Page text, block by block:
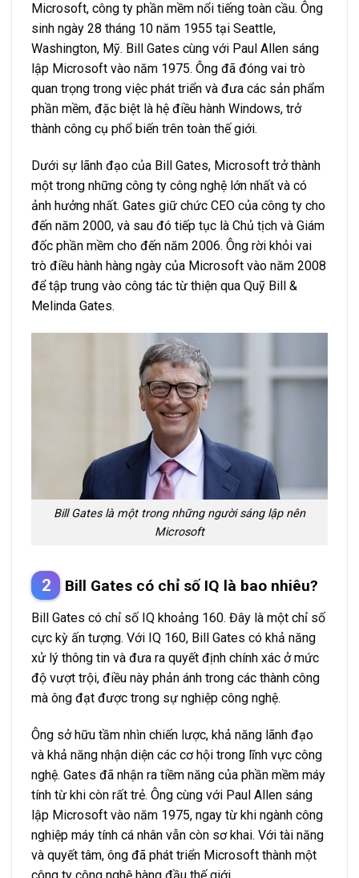
Microsoft, công ty phần mềm nổi tiếng toàn cầu. Ông
sinh ngày 28 tháng 10 năm 1955 tại Seattle,
Washington, Mỹ. Bill Gates cùng với Paul Allen sáng
lập Microsoft vào năm 1975. Ông đã đóng vai trò
quan trọng trong việc phát triển và đưa các sản phẩm
phần mềm, đặc biệt là hệ điều hành Windows, trở
thành công cụ phổ biến trên toàn thế giới.
Dưới sự lãnh đạo của Bill Gates, Microsoft trở thành
một trong những công ty công nghệ lớn nhất và có
ảnh hưởng nhất. Gates giữ chức CEO của công ty cho
đến năm 2000, và sau đó tiếp tục là Chủ tịch và Giám
đốc phần mềm cho đến năm 2006. Ông rời khỏi vai
trò điều hành hàng ngày của Microsoft vào năm 2008
để tập trung vào công tác từ thiện qua Quỹ Bill &
Melinda Gates.
Bill Gates là một trong những người sáng lập nên
Microsoft
Bill Gates có chỉ số IQ là bao nhiêu?
Bill Gates có chỉ số IQ khoảng 160. Đây là một chỉ số
cực kỳ ấn tượng. Với IQ 160, Bill Gates có khả năng
xử lý thông tin và đưa ra quyết định chính xác ở mức
độ vượt trội, điều này phản ánh trong các thành công
mà ông đạt được trong sự nghiệp công nghệ.
Ông sở hữu tầm nhìn chiến lược, khả năng lãnh đạo
và khả năng nhận diện các cơ hội trong lĩnh vực công
nghệ. Gates đã nhận ra tiềm năng của phần mềm máy
tính từ khi còn rất trẻ. Ông cùng với Paul Allen sáng
lập Microsoft vào năm 1975, ngay từ khi ngành công
nghiệp máy tính cá nhân vẫn còn sơ khai. Với tài năng
và quyết tâm, ông đã phát triển Microsoft thành một